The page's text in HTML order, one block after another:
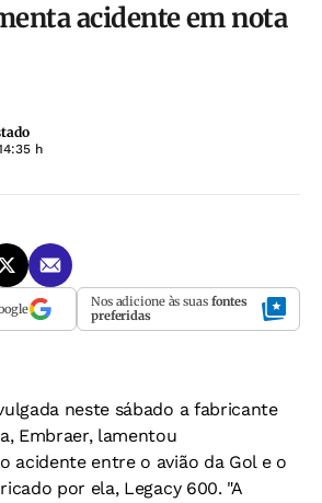
acidente em nota
h
Nos adicione às suas fontes
preferidas
neste sábado a fabricante
Embraer, lamentou
acidente entre o avião da Gol e o
por ela, Legacy 600. "A